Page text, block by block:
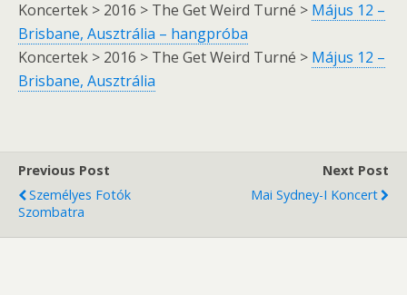
Koncertek > 2016 > The Get Weird Turné > Május 12 –
Brisbane, Ausztrália – hangpróba
Koncertek > 2016 > The Get Weird Turné > Május 12 –
Brisbane, Ausztrália
Previous Post
Személyes Fotók
Szombatra
Next Post
Mai Sydney-I Koncert